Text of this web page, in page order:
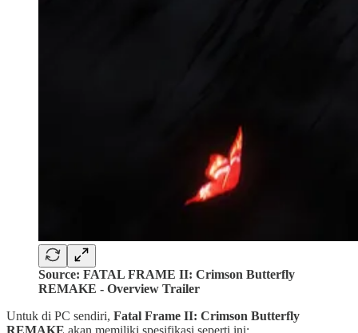
Source: FATAL FRAME II: Crimson Butterfly
REMAKE - Overview Trailer
Untuk di PC sendiri, Fatal Frame II: Crimson Butterfly
REMAKE akan memiliki spesifikasi seperti ini: